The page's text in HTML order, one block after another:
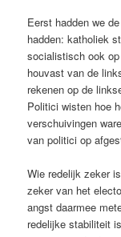
Eerst hadden we
hadden: katholiek
socialistisch ook
houvast van de
rekenen op de
Politici wisten hoe
verschuivingen
van politici op
Wie redelijk zeker
zeker van het
angst daarmee
redelijke stabiliteit